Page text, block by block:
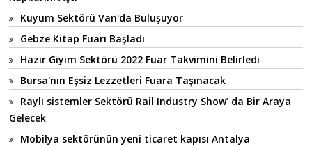
Kuyum Sektörü Van'da Buluşuyor
Gebze Kitap Fuarı Başladı
Hazır Giyim Sektörü 2022 Fuar Takvimini Belirledi
Bursa'nın Eşsiz Lezzetleri Fuara Taşınacak
Raylı sistemler Sektörü Rail Industry Show’ da Bir Araya
Gelecek
Mobilya sektörünün yeni ticaret kapısı Antalya